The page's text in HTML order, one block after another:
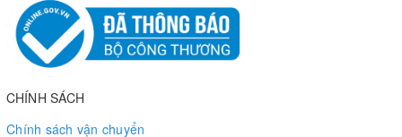
CHÍNH SÁCH
Chính sách vận chuyển